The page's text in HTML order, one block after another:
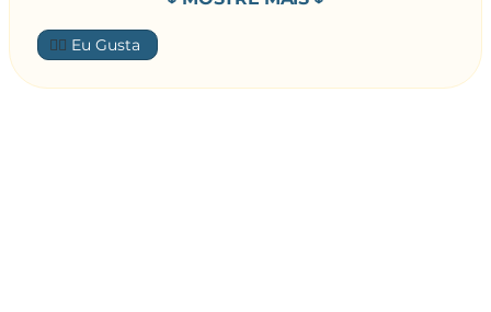
- Elah… Mas isso é muita coisa, vai estragar o
rapaz! Não lhe arranjas qualquer coisa mais
normal? Assim, sem carro, nem casa, nem
👍🏼